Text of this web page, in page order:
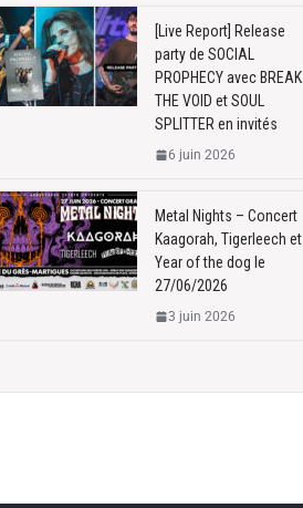
[Live Report] Release
party de SOCIAL
PROPHECY avec BREAK
THE VOID et SOUL
SPLITTER en invités
6 juin 2026
Metal Nights – Concert
Kaagorah, Tigerleech et
Year of the dog le
27/06/2026
3 juin 2026